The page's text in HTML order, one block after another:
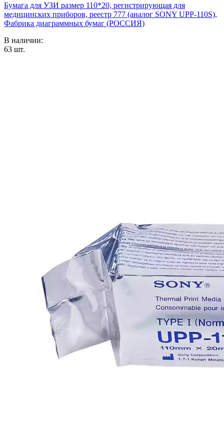
Бумага для УЗИ размер 110*20, регистрирующая для
медицинских приборов, реестр 777 (аналог SONY UPP-110S),
Фабрика диаграммных бумаг (РОССИЯ)
В наличии:
63 шт.